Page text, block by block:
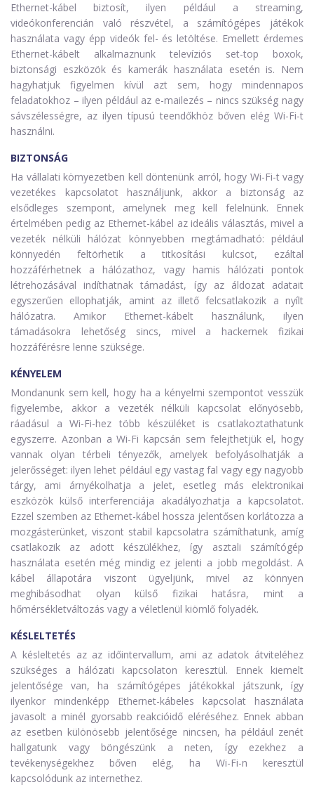
Ethernet-kábel biztosít, ilyen például a streaming,
videókonferencián való részvétel, a számítógépes játékok
használata vagy épp videók fel- és letöltése. Emellett érdemes
Ethernet-kábelt alkalmaznunk televíziós set-top boxok,
biztonsági eszközök és kamerák használata esetén is. Nem
hagyhatjuk figyelmen kívül azt sem, hogy mindennapos
feladatokhoz – ilyen például az e-mailezés – nincs szükség nagy
sávszélességre, az ilyen típusú teendőkhöz bőven elég Wi-Fi-t
használni.
BIZTONSÁG
Ha vállalati környezetben kell döntenünk arról, hogy Wi-Fi-t vagy
vezetékes kapcsolatot használjunk, akkor a biztonság az
elsődleges szempont, amelynek meg kell felelnünk. Ennek
értelmében pedig az Ethernet-kábel az ideális választás, mivel a
vezeték nélküli hálózat könnyebben megtámadható: például
könnyedén feltörhetik a titkosítási kulcsot, ezáltal
hozzáférhetnek a hálózathoz, vagy hamis hálózati pontok
létrehozásával indíthatnak támadást, így az áldozat adatait
egyszerűen ellophatják, amint az illető felcsatlakozik a nyílt
hálózatra. Amikor Ethernet-kábelt használunk, ilyen
támadásokra lehetőség sincs, mivel a hackernek fizikai
hozzáférésre lenne szüksége.
KÉNYELEM
Mondanunk sem kell, hogy ha a kényelmi szempontot vesszük
figyelembe, akkor a vezeték nélküli kapcsolat előnyösebb,
ráadásul a Wi-Fi-hez több készüléket is csatlakoztathatunk
egyszerre. Azonban a Wi-Fi kapcsán sem felejthetjük el, hogy
vannak olyan térbeli tényezők, amelyek befolyásolhatják a
jelerősséget: ilyen lehet például egy vastag fal vagy egy nagyobb
tárgy, ami árnyékolhatja a jelet, esetleg más elektronikai
eszközök külső interferenciája akadályozhatja a kapcsolatot.
Ezzel szemben az Ethernet-kábel hossza jelentősen korlátozza a
mozgásterünket, viszont stabil kapcsolatra számíthatunk, amíg
csatlakozik az adott készülékhez, így asztali számítógép
használata esetén még mindig ez jelenti a jobb megoldást. A
kábel állapotára viszont ügyeljünk, mivel az könnyen
meghibásodhat olyan külső fizikai hatásra, mint a
hőmérsékletváltozás vagy a véletlenül kiömlő folyadék.
KÉSLELTETÉS
A késleltetés az az időintervallum, ami az adatok átviteléhez
szükséges a hálózati kapcsolaton keresztül. Ennek kiemelt
jelentősége van, ha számítógépes játékokkal játszunk, így
ilyenkor mindenképp Ethernet-kábeles kapcsolat használata
javasolt a minél gyorsabb reakcióidő eléréséhez. Ennek abban
az esetben különösebb jelentősége nincsen, ha például zenét
hallgatunk vagy böngészünk a neten, így ezekhez a
tevékenységekhez bőven elég, ha Wi-Fi-n keresztül
kapcsolódunk az internethez.